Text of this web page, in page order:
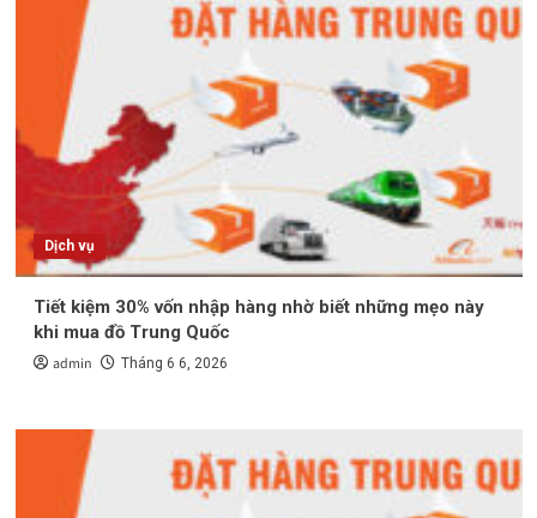
Dịch vụ
Tiết kiệm 30% vốn nhập hàng nhờ biết những mẹo này
khi mua đồ Trung Quốc
admin Tháng 6 6, 2026